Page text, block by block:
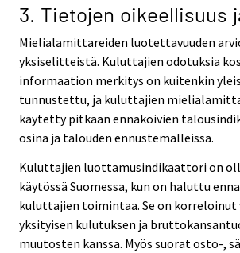
3. Tietojen oikeellisuus
Mielialamittareiden luotettavuuden
yksiselitteistä. Kuluttajien odotuksia
informaation merkitys on kuitenkin
tunnustettu, ja kuluttajien
käytetty pitkään ennakoivien
osina ja talouden ennustemalleissa.
Kuluttajien luottamusindikaattori on
käytössä Suomessa, kun on haluttu
kuluttajien toimintaa. Se on korreloinut
yksityisen kulutuksen ja
muutosten kanssa. Myös suorat osto-,